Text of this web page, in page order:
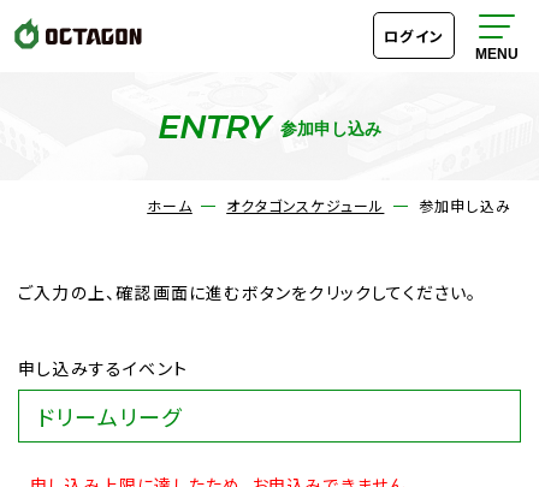
オクタゴンスケジュール
料金・システム
成績表・段位ランキング
ログイン
ENTRY 参加申し込み
ホーム オクタゴンスケジュール 参加申し込み
ご入力の上、確認画面に進むボタンをクリックしてください。
申し込みするイベント
ドリームリーグ